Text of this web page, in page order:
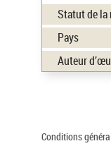
Statut de la
Pays
Auteur
Conditions